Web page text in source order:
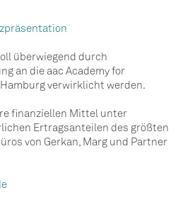
überwiegend durch
an die aac Academy for
verwirklicht werden.
finanziellen Mittel unter
Ertragsanteilen des größten
von Gerkan, Marg und Partner